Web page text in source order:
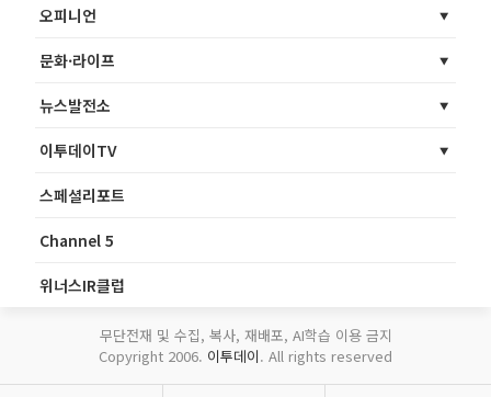
오피니언
문화·라이프
뉴스발전소
이투데이TV
스페셜리포트
Channel 5
위너스IR클럽
무단전재 및 수집, 복사, 재배포, AI학습 이용 금지
Copyright 2006. 이투데이. All rights reserved